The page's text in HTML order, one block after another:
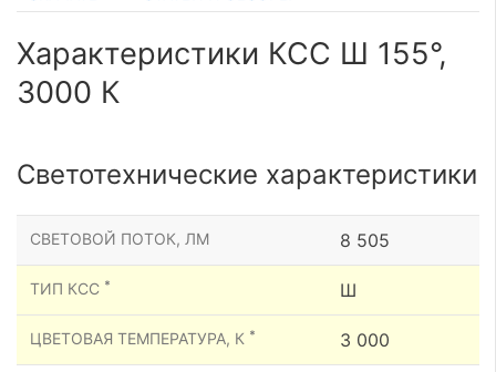
Характеристики КСС Ш 155°,
3000 К
Светотехнические характеристики
СВЕТОВОЙ ПОТОК, ЛМ 8 505
ТИП КСС * Ш
ЦВЕТОВАЯ ТЕМПЕРАТУРА, К * 3 000